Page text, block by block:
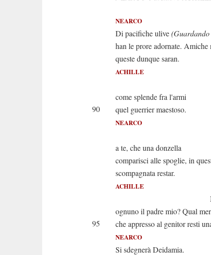
NEARCO
Di pacifiche ulive
han le prore adornate. Amiche
queste dunque saran.
ACHILLE
Nearco,
come splende fra l'armi
90
quel guerrier maestoso.
NEARCO
Ah va';
a te, che una donzella
comparisci alle spoglie, in
scompagnata restar.
ACHILLE
Ma non ti
ognuno il padre mio? Qual
95
che appresso al genitor resti
NEARCO
Si sdegnerà Deidamia.